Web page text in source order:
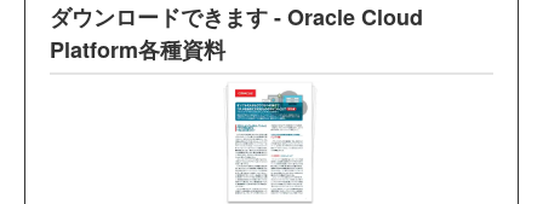
ダウンロードできます - Oracle Cloud
Platform各種資料